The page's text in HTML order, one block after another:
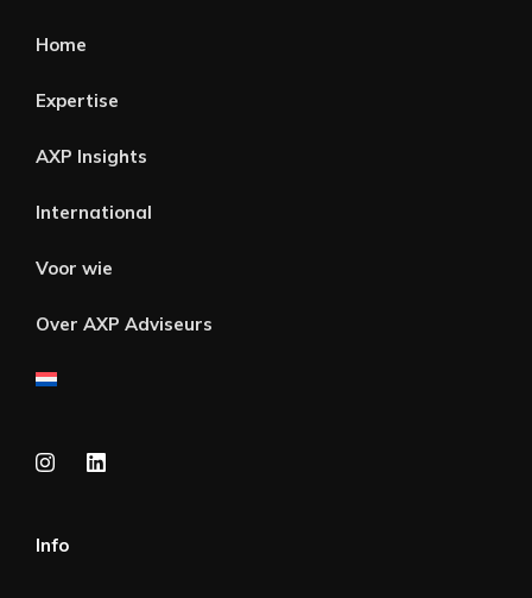
Home
Expertise
AXP Insights
International
Voor wie
Over AXP Adviseurs
Info